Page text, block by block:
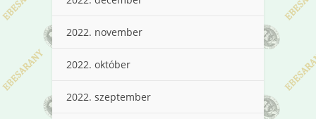
2022. november
2022. október
2022. szeptember